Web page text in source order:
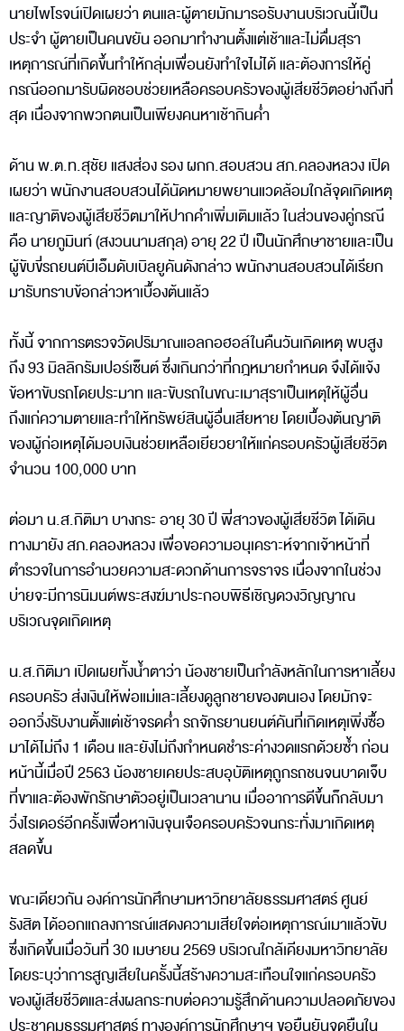
นายไพโรจน์เปิดเผยว่า ตนและผู้ตายมักมารอรับงานบริเวณนี้เป็น
ประจำ ผู้ตายเป็นคนขยัน ออกมาทำงานตั้งแต่เช้าและไม่ดื่มสุรา
เหตุการณ์ที่เกิดขึ้นทำให้กลุ่มเพื่อนยังทำใจไม่ได้ และต้องการให้คู่
กรณีออกมารับผิดชอบช่วยเหลือครอบครัวของผู้เสียชีวิตอย่างถึงที่
สุด เนื่องจากพวกตนเป็นเพียงคนหาเช้ากินค่ำ
ด้าน พ.ต.ท.สุชัย แสงส่อง รอง ผกก.สอบสวน สภ.คลองหลวง เปิด
เผยว่า พนักงานสอบสวนได้นัดหมายพยานแวดล้อมใกล้จุดเกิดเหตุ
และญาติของผู้เสียชีวิตมาให้ปากคำเพิ่มเติมแล้ว ในส่วนของคู่กรณี
คือ นายภูมินท์ (สงวนนามสกุล) อายุ 22 ปี เป็นนักศึกษาชายและเป็น
ผู้ขับขี่รถยนต์บีเอ็มดับเบิลยูคันดังกล่าว พนักงานสอบสวนได้เรียก
มารับทราบข้อกล่าวหาเบื้องต้นแล้ว
ทั้งนี้ จากการตรวจวัดปริมาณแอลกอฮอล์ในคืนวันเกิดเหตุ พบสูง
ถึง 93 มิลลิกรัมเปอร์เซ็นต์ ซึ่งเกินกว่าที่กฎหมายกำหนด จึงได้แจ้ง
ข้อหาขับรถโดยประมาท และขับรถในขณะเมาสุราเป็นเหตุให้ผู้อื่น
ถึงแก่ความตายและทำให้ทรัพย์สินผู้อื่นเสียหาย โดยเบื้องต้นญาติ
ของผู้ก่อเหตุได้มอบเงินช่วยเหลือเยียวยาให้แก่ครอบครัวผู้เสียชีวิต
จำนวน 100,000 บาท
ต่อมา น.ส.กิติมา บางกระ อายุ 30 ปี พี่สาวของผู้เสียชีวิต ได้เดิน
ทางมายัง สภ.คลองหลวง เพื่อขอความอนุเคราะห์จากเจ้าหน้าที่
ตำรวจในการอำนวยความสะดวกด้านการจราจร เนื่องจากในช่วง
บ่ายจะมีการนิมนต์พระสงฆ์มาประกอบพิธีเชิญดวงวิญญาณ
บริเวณจุดเกิดเหตุ
น.ส.กิติมา เปิดเผยทั้งน้ำตาว่า น้องชายเป็นกำลังหลักในการหาเลี้ยง
ครอบครัว ส่งเงินให้พ่อแม่และเลี้ยงดูลูกชายของตนเอง โดยมักจะ
ออกวิ่งรับงานตั้งแต่เช้าจรดค่ำ รถจักรยานยนต์คันที่เกิดเหตุเพิ่งซื้อ
มาได้ไม่ถึง 1 เดือน และยังไม่ถึงกำหนดชำระค่างวดแรกด้วยซ้ำ ก่อน
หน้านี้เมื่อปี 2563 น้องชายเคยประสบอุบัติเหตุถูกรถชนจนบาดเจ็บ
ที่ขาและต้องพักรักษาตัวอยู่เป็นเวลานาน เมื่ออาการดีขึ้นก็กลับมา
วิ่งไรเดอร์อีกครั้งเพื่อหาเงินจุนเจือครอบครัวจนกระทั่งมาเกิดเหตุ
สลดขึ้น
ขณะเดียวกัน องค์การนักศึกษามหาวิทยาลัยธรรมศาสตร์ ศูนย์
รังสิต ได้ออกแถลงการณ์แสดงความเสียใจต่อเหตุการณ์เมาแล้วขับ
ซึ่งเกิดขึ้นเมื่อวันที่ 30 เมษายน 2569 บริเวณใกล้เคียงมหาวิทยาลัย
โดยระบุว่าการสูญเสียในครั้งนี้สร้างความสะเทือนใจแก่ครอบครัว
ของผู้เสียชีวิตและส่งผลกระทบต่อความรู้สึกด้านความปลอดภัยของ
ประชาคมธรรมศาสตร์ ทางองค์การนักศึกษาฯ ขอยืนยันจุดยืนใน